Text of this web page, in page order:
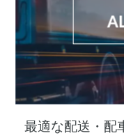
最適な配送・配